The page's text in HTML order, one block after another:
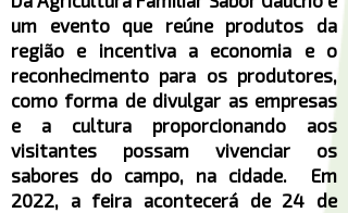
um evento que reúne produtos da
região e incentiva a economia e o
reconhecimento para os produtores,
como forma de divulgar as empresas
e a cultura proporcionando aos
visitantes possam vivenciar os
sabores do campo, na cidade. Em
2022, a feira acontecerá de 24 de